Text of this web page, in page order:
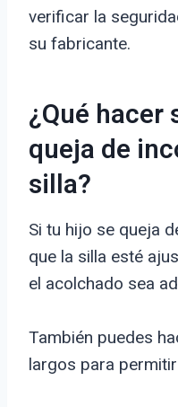
verificar la
su fabricante.
¿Qué hacer
queja de
silla?
Si tu hijo se queja
que la silla esté
el acolchado sea
También puedes
largos para